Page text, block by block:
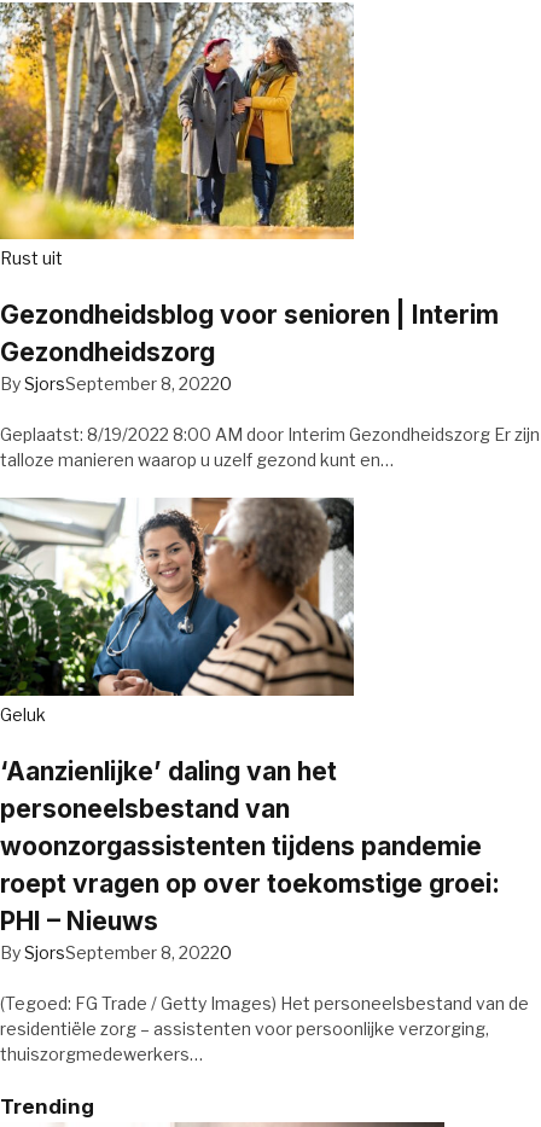
Rust uit
Gezondheidsblog voor senioren | Interim
Gezondheidszorg
BySjorsSeptember 8, 20220
Geplaatst: 8/19/2022 8:00 AM door Interim Gezondheidszorg Er zijn
talloze manieren waarop u uzelf gezond kunt en…
Geluk
‘Aanzienlijke’ daling van het
personeelsbestand van
woonzorgassistenten tijdens pandemie
roept vragen op over toekomstige groei:
PHI – Nieuws
BySjorsSeptember 8, 20220
(Tegoed: FG Trade / Getty Images) Het personeelsbestand van de
residentiële zorg – assistenten voor persoonlijke verzorging,
thuiszorgmedewerkers…
Trending